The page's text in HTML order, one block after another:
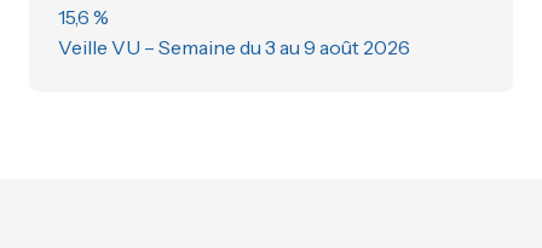
15,6 %
Veille VU – Semaine du 3 au 9 août 2026